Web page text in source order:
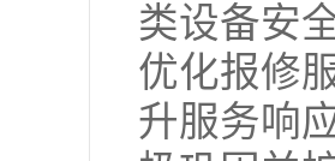
类设备安
优化报修
升服务响